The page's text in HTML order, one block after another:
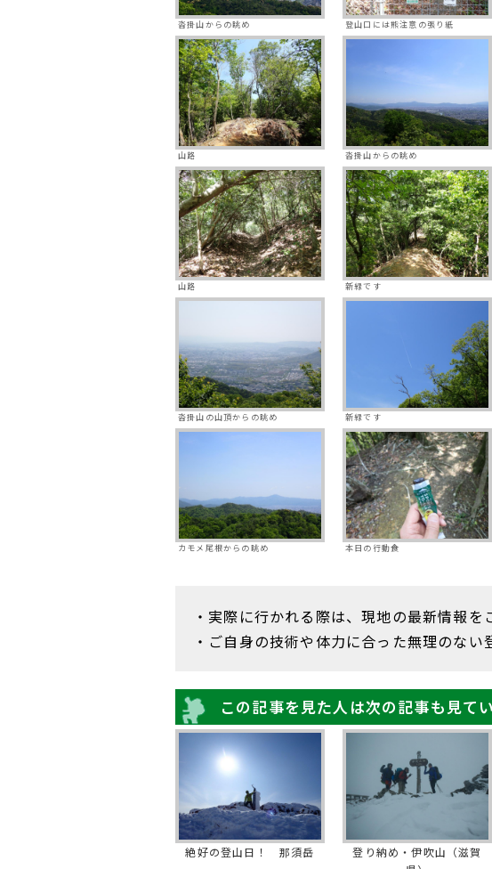
沓掛山からの眺め 登山口には熊注意の張り紙
山路 沓掛山からの眺め
山路 新緑です
沓掛山の山頂からの眺め 新緑です
カモメ尾根からの眺め 本日の行動食
・実際に行かれる際は、現地の最新情報を
・ご自身の技術や体力に合った無理のない
この記事を見た人は次の記事も見て
絶好の登山日！ 那須岳
登り納め・伊吹山（滋賀